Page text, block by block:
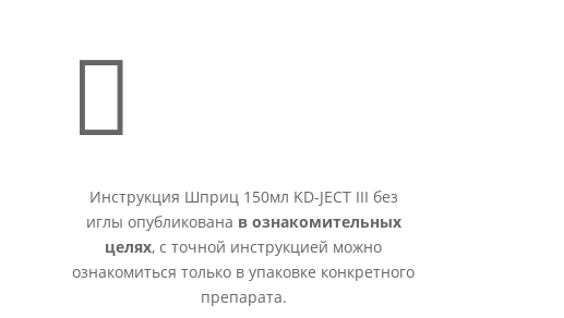

Инструкция Шприц 150мл KD-JECT III без
иглы опубликована в ознакомительных
целях, с точной инструкцией можно
ознакомиться только в упаковке конкретного
препарата.